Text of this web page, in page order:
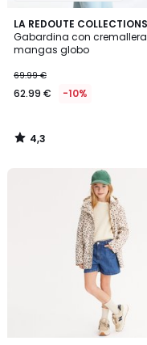
LA REDOUTE COLLECTIONS
Gabardina con
mangas globo
69.99 €
62.99 € -10%
4,3
/ 5
4,3
/